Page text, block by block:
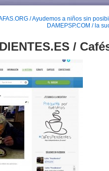
/ Ayudemos a niños sin
DAMEPSP.COM / la
/